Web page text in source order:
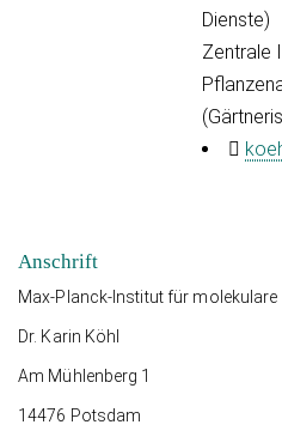
Dienste)
Zentrale
Anschrift
Max-Planck-Institut für
Dr. Karin Köhl
Am Mühlenberg 1
14476 Potsdam